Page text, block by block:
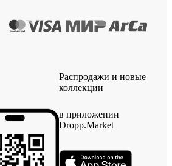
Распродажи и новые
коллекции
в приложении
Dropp.Market